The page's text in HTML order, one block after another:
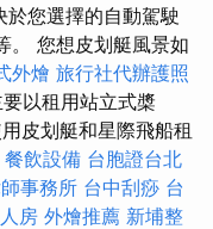
您選擇的自動駕駛
。 您想皮划艇風景如
外燴 旅行社代辦護照
以租用站立式槳
皮划艇和星際飛船租
餐飲設備 台胞證台北
事務所 台中刮痧 台
房 外燴推薦 新埔整